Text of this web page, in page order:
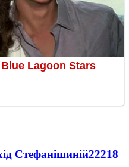
Стефанішиній22218